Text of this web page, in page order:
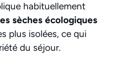
habituellement
sèches écologiques
plus isolées, ce qui
du séjour.